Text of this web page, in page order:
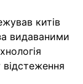
китів
видаваними